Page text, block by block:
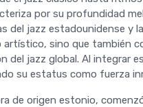
por su profundidad
del jazz estadounidense y
sino que también
del jazz global. Al integrar
su estatus como fuerza
de origen estonio,